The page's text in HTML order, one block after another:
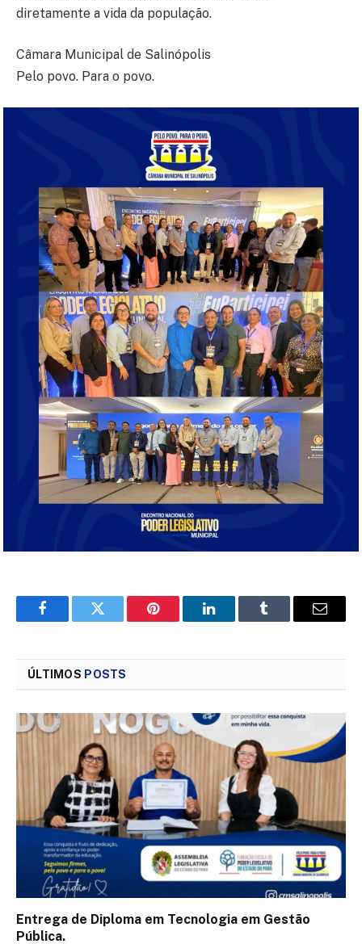
diretamente a vida da população.
Câmara Municipal de Salinópolis
Pelo povo. Para o povo.
FacebookTwitter Pinterest LinkedInTumblr Email
ÚLTIMOS POSTS
Entrega de Diploma em Tecnologia em Gestão
Pública.